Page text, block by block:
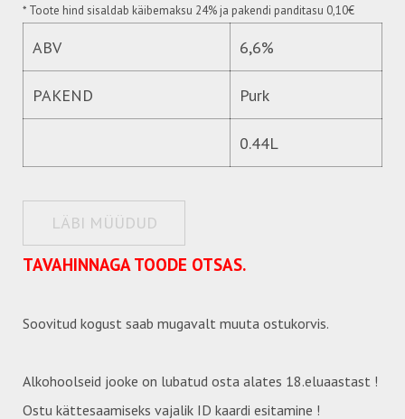
* Toote hind sisaldab käibemaksu 24% ja pakendi panditasu 0,10€
ABV 6,6%
PAKEND Purk
0.44L
LÄBI MÜÜDUD
TAVAHINNAGA TOODE OTSAS.
Soovitud kogust saab mugavalt muuta ostukorvis.
Alkohoolseid jooke on lubatud osta alates 18.eluaastast !
Ostu kättesaamiseks vajalik ID kaardi esitamine !